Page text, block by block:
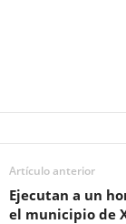
Artículo anterior
Ejecutan a un
el municipio de